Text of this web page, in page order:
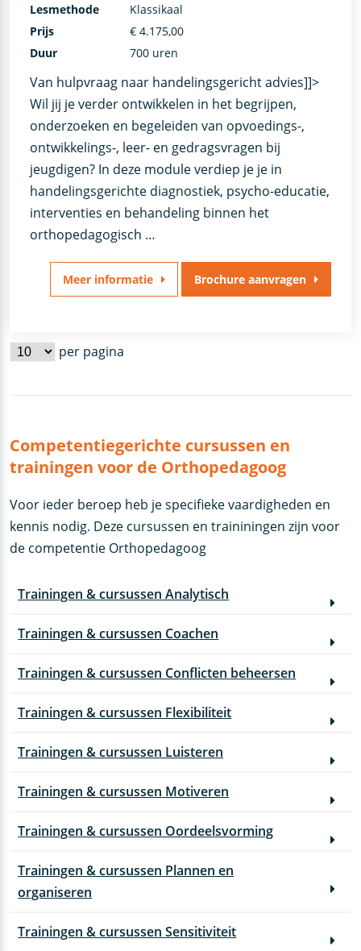
Van hulpvraag naar handelingsgericht advies]]>
Wil jij je verder ontwikkelen in het begrijpen,
onderzoeken en begeleiden van opvoedings-,
ontwikkelings-, leer- en gedragsvragen bij
jeugdigen? In deze module verdiep je je in
handelingsgerichte diagnostiek, psycho-educatie,
interventies en behandeling binnen het
orthopedagogisch …
Lesmethode
Klassikaal
Prijs
€ 4.175,00
Duur
700 uren
Meer informatie Brochure aanvragen
per pagina
Competentiegerichte cursussen en
trainingen voor de Orthopedagoog
Voor ieder beroep heb je specifieke vaardigheden en
kennis nodig. Deze cursussen en traininingen zijn voor
de competentie Orthopedagoog
Trainingen & cursussen Analytisch
Trainingen & cursussen Coachen
Trainingen & cursussen Conflicten beheersen
Trainingen & cursussen Flexibiliteit
Trainingen & cursussen Luisteren
Trainingen & cursussen Motiveren
Trainingen & cursussen Oordeelsvorming
Trainingen & cursussen Plannen en
organiseren
Trainingen & cursussen Sensitiviteit